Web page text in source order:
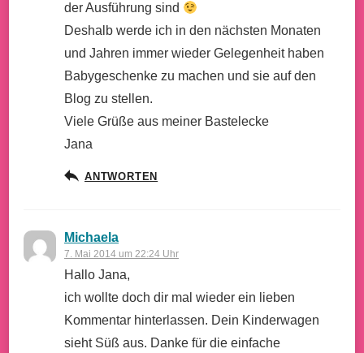
der Ausführung sind
Deshalb werde ich in den nächsten Monaten
und Jahren immer wieder Gelegenheit haben
Babygeschenke zu machen und sie auf den
Blog zu stellen.
Viele Grüße aus meiner Bastelecke
Jana
ANTWORTEN
Michaela
7. Mai 2014 um 22:24 Uhr
Hallo Jana,
ich wollte doch dir mal wieder ein lieben
Kommentar hinterlassen. Dein Kinderwagen
sieht Süß aus. Danke für die einfache